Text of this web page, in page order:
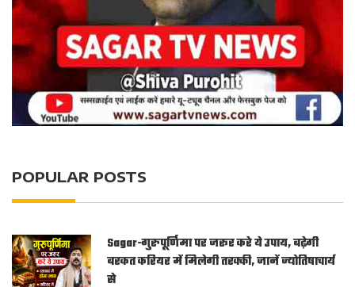
POPULAR POSTS
Sagar-गुरुपूर्णिमा पर जरूर करे ये उपाय, बढ़ेगी
बरकत करियर में मिलेगी तरक्की, जानें ज्योतिषाचार्य
से